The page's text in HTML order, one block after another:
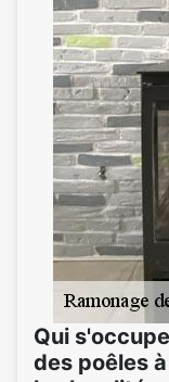
Qui
des poêles